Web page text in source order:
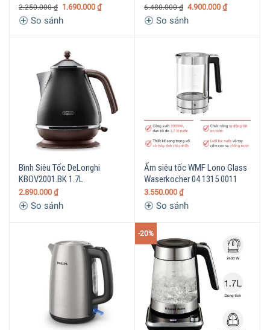
2.250.000₫ 1.690.000 ₫
So sánh
6.480.000₫ 4.900.000 ₫
So sánh
Bình Siêu Tốc DeLonghi
KBOV2001.BK 1.7L
2.890.000 ₫
So sánh
Ấm siêu tốc WMF Lono Glass
Waserkocher 04 1315 0011
3.550.000 ₫
So sánh
-20%